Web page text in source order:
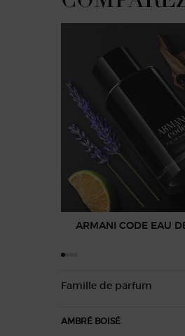
ARMANI CODE EAU
Famille de parfum
AMBRÉ BOISÉ